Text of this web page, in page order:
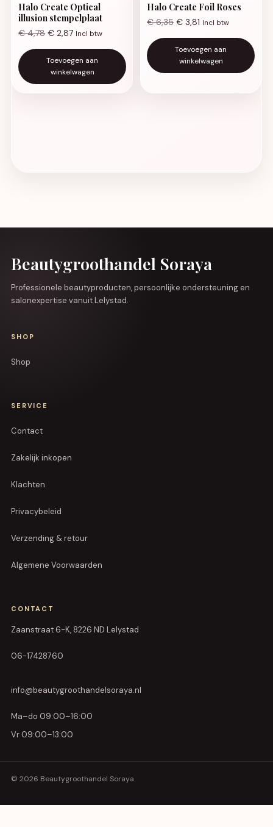
Halo Create Optical
illusion stempelplaat
€4,78 € 2,87 Incl btw
Toevoegen aan
winkelwagen
Halo Create Foil Roses
€6,35 € 3,81 Incl btw
Toevoegen aan
winkelwagen
Beautygroothandel Soraya
Professionele beautyproducten, persoonlijke ondersteuning en
salonexpertise vanuit Lelystad.
SHOP
Shop
SERVICE
Contact
Zakelijk inkopen
Klachten
Privacybeleid
Verzending & retour
Algemene Voorwaarden
CONTACT
Zaanstraat 6-K, 8226 ND Lelystad
06-17428760
info@beautygroothandelsoraya.nl
Ma–do 09:00–16:00
Vr 09:00–13:00
© 2026 Beautygroothandel Soraya